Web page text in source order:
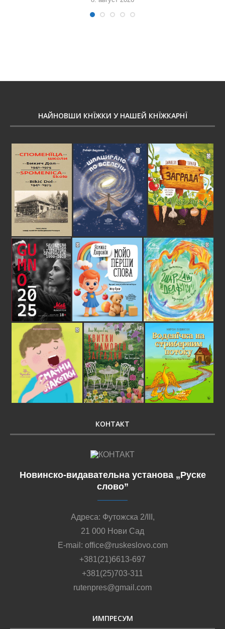
НАЙНОВШИ КНЇЖКИ У НАШЕЙ КНЇЖКАРНЇ
КОНТАКТ
Новинско-видавательна установа „Руске
слово”
Адреса: Футожска 2/III,
21 000 Нови Сад
E-mail: office@ruskeslovo.com
+381(21)6613-697
+381(25)703-311
rutenpres@gmail.com
ИМПРЕСУМ